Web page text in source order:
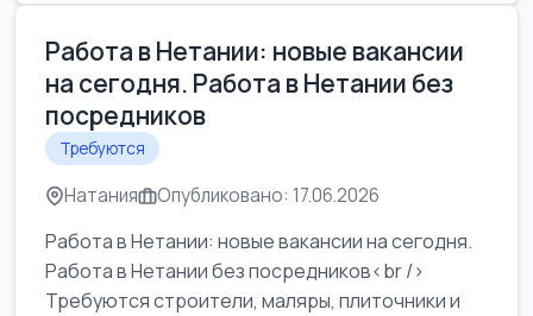
Работа в Нетании: новые вакансии
на сегодня. Работа в Нетании без
посредников
Требуются
Натания Опубликовано: 17.06.2026
Работа в Нетании: новые вакансии на сегодня.
Работа в Нетании без посредников<br />
Требуются строители, маляры, плиточники и